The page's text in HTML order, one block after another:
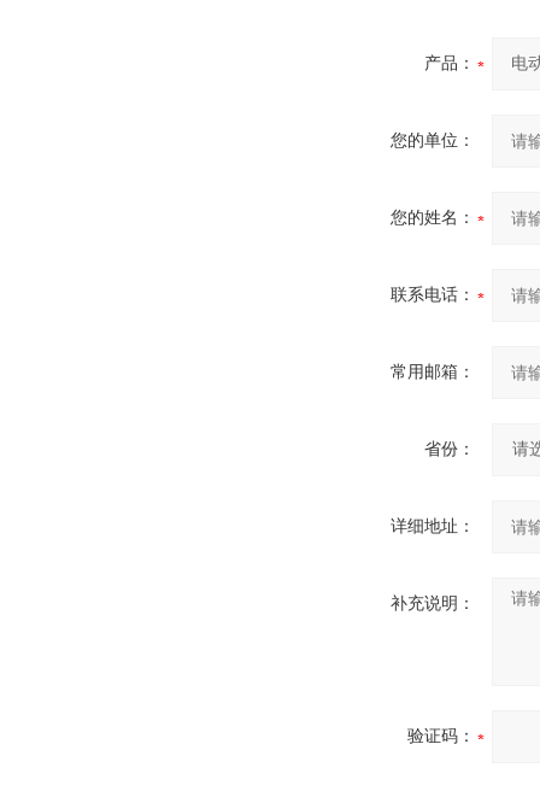
产品：
您的单位：
您的姓名：
联系电话：
常用邮箱：
省份：
详细地址：
补充说明：
验证码：